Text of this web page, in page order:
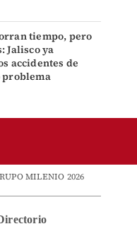
tiempo, pero
Jalisco ya
accidentes de
problema
MILENIO 2026